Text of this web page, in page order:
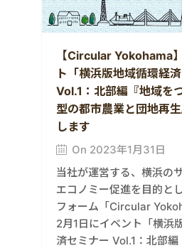
【Circular Yokohama
ト「横浜版地域循環経
Vol.1：北部編『地域を
型の都市農業と団地再
します
On 2023年1月31日
当社が運営する、横浜の
エコノミー促進を目的と
フォーム「Circular
2月1日にイベント「横浜
済セミナー Vol.1：北部編